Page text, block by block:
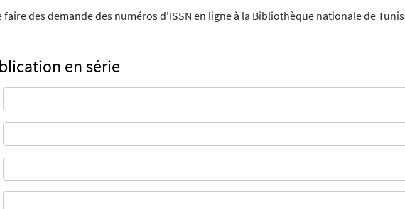
faire des demande des numéros d'ISSN en ligne à la Bibliothèque nationale de
en série